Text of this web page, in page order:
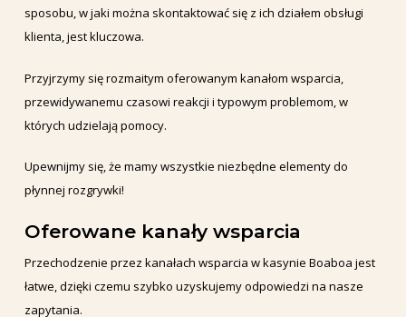
sposobu, w jaki można skontaktować się z ich działem obsługi
klienta, jest kluczowa.
Przyjrzymy się rozmaitym oferowanym kanałom wsparcia,
przewidywanemu czasowi reakcji i typowym problemom, w
których udzielają pomocy.
Upewnijmy się, że mamy wszystkie niezbędne elementy do
płynnej rozgrywki!
Oferowane kanały wsparcia
Przechodzenie przez kanałach wsparcia w kasynie Boaboa jest
łatwe, dzięki czemu szybko uzyskujemy odpowiedzi na nasze
zapytania.